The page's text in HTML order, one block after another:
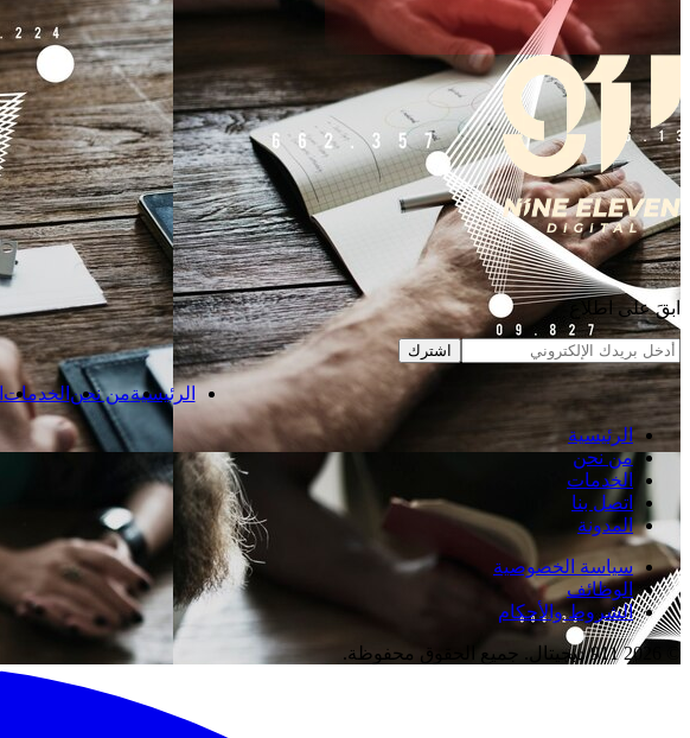
ابقَ على اطلاع
اشترك
الرئيسيةمن نحنالخدمات
الرئيسية
من نحن
الخدمات
اتصل بنا
المدونة
سياسة الخصوصية
الوظائف
الشروط والأحكام